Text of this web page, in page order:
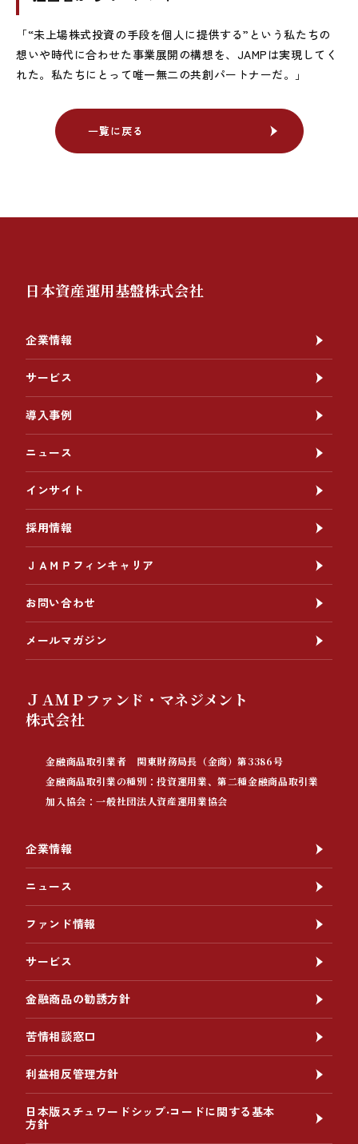
「“未上場株式投資の手段を個人に提供する” という私たちの
想いや時代に合わせた事業展開の構想を、 JAMPは実現してく
れた。私たちにとって唯一無二の共創パートナーだ。」
一覧に戻る
一覧に戻る
日本資産運用基盤株式会社
企業情報
サービス
導入事例
ニュース
インサイト
採用情報
ＪＡＭＰフィンキャリア
お問い合わせ
メールマガジン
ＪＡＭＰファンド・マネジメント
株式会社
金融商品取引業者 関東財務局長（金商）第3386号
金融商品取引業の種別：投資運用業、第二種金融商品取引業
加入協会：一般社団法人資産運用業協会
企業情報
ニュース
ファンド情報
サービス
金融商品の勧誘方針
苦情相談窓口
利益相反管理方針
日本版スチュワードシップ‧コードに関する基本
方針